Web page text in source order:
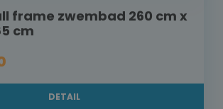
frame zwembad 260 cm x
cm
DETAIL